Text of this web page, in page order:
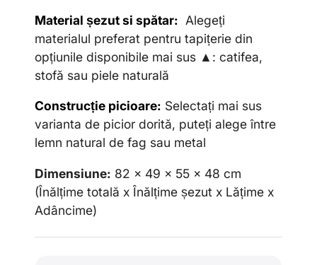
Material șezut si spătar: Alegeți
materialul preferat pentru tapițerie din
opțiunile disponibile mai sus ▲: catifea,
stofă sau piele naturală
Construcție picioare: Selectați mai sus
varianta de picior dorită, puteți alege între
lemn natural de fag sau metal
Dimensiune: 82 x 49 x 55 x 48 cm
(Înălțime totală x Înălțime șezut x Lățime x
Adâncime)